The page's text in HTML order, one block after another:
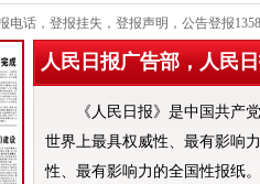
遴选第三方安全监控建设与运营主体的公
，北京晚报股东大会公告登报13581658994
中国商报股东会通知公告登报13581658994
报，中国改革报资产转让公告登报
告登报，北京青年报行政处罚通知登报
登报，北京日报行政处罚通知登报
电话，登报挂失，登报声明，公告登报
《人民日报》是中国共产
世界上最具权威性、最有影响
性、最有影响力的全国性报纸